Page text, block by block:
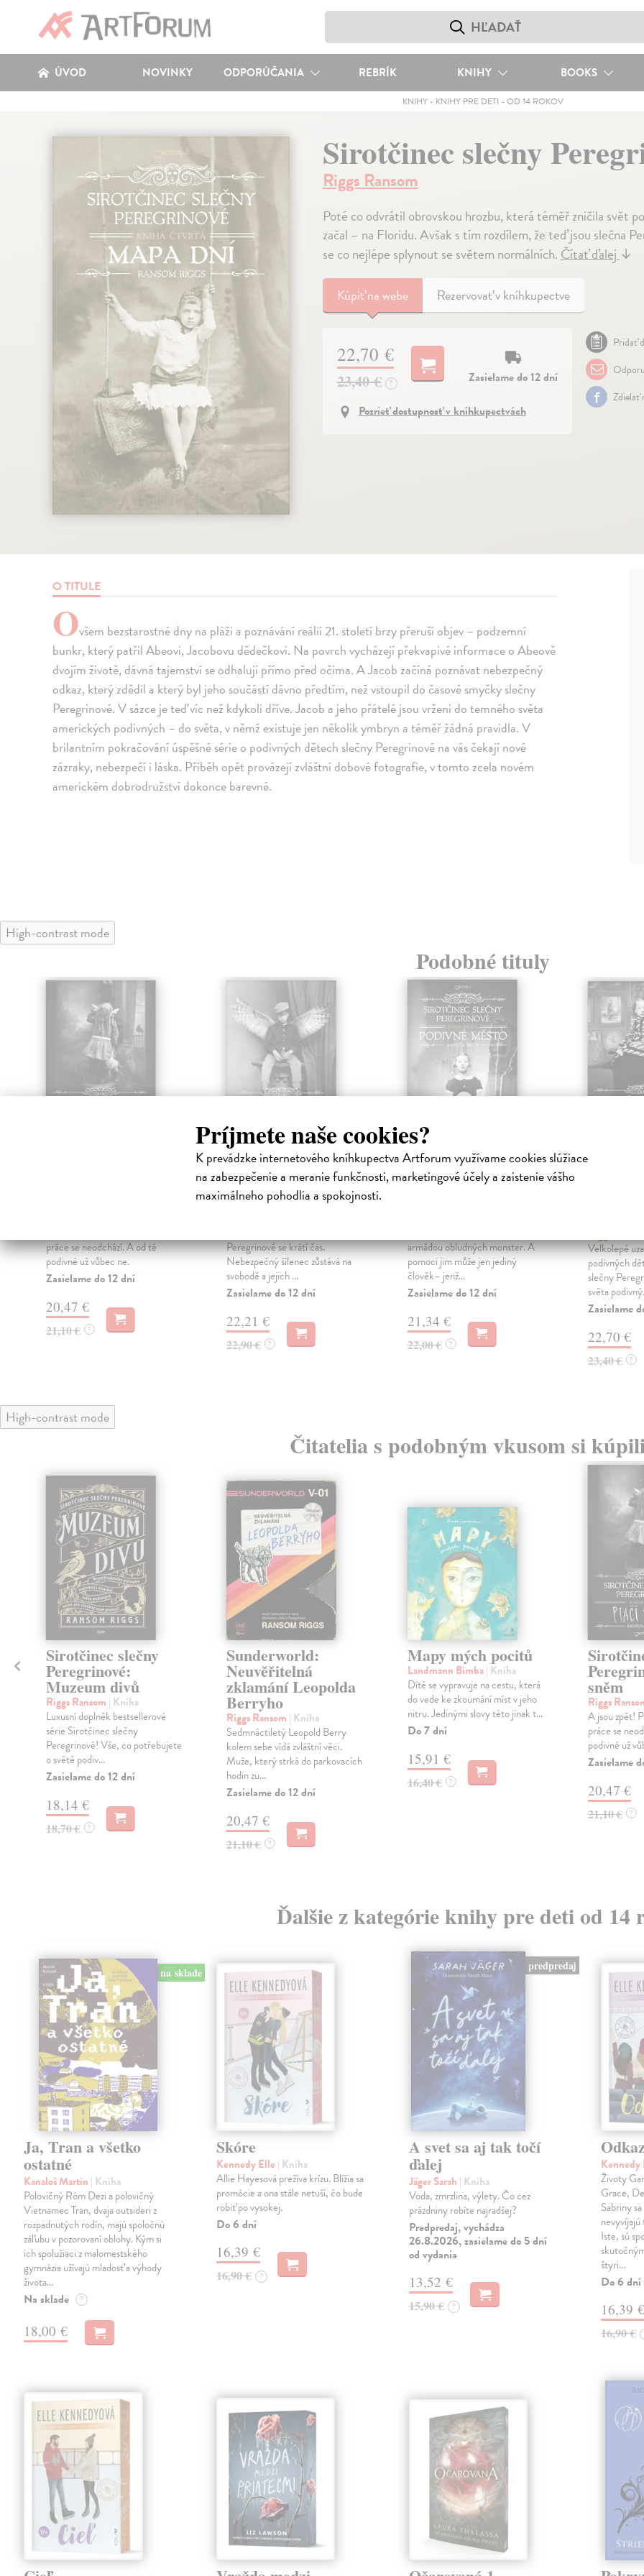
Príjmete naše cookies?
K prevádzke internetového kníhkupectva Artforum využívame cookies slúžiace
na zabezpečenie a meranie funkčnosti, marketingové účely a zaistenie vášho
maximálneho pohodlia a spokojnosti.
ÚVOD NOVINKY ODPORÚČANIA REBRÍK KNIHY BOOKS
KNIHY- KNIHY PRE DETI - OD 14 ROKOV
Sirotčinec slečny
Riggs Ransom
Poté co odvrátil obrovskou hrozbu, která téměř zničila svět
začal – na Floridu. Avšak s tím rozdílem, že teď jsou slečna
se co nejlépe splynout se světem normálních.Čítať ďalej↓
Kúpiťna webe Rezervovať v kníhkupectve
22,70 €
23,40 € ?
Zasielame do 12 dní
Pozrieť dostupnosť v kníhkupectvách
Pridať
Zdielať
O TITULE
Ovšem bezstarostné dny na pláži a poznávání reálií 21. století brzy přeruší objev – podzemní
bunkr, který patřil Abeovi, Jacobovu dědečkovi. Na povrch vycházejí překvapivé informace o Abeově
dvojím životě, dávná tajemství se odhalují přímo před očima. A Jacob začíná poznávat nebezpečný
odkaz, který zdědil a který byl jeho součástí dávno předtím, než vstoupil do časové smyčky slečny
Peregrinové. V sázce je teď víc než kdykoli dříve. Jacob a jeho přátelé jsou vrženi do temného světa
amerických podivných – do světa, v němž existuje jen několik ymbryn a téměř žádná pravidla. V
brilantním pokračování úspěšné série o podivných dětech slečny Peregrinové na vás čekají nové
zázraky, nebezpečí i láska. Příběh opět provázejí zvláštní dobové fotografie, v tomto zcela novém
americkém dobrodružství dokonce barevné.
High-contrast mode
Podobné tituly
práce se neodchází. A od té
podivné už vůbec ne.
Zasielame do 12 dní
20,47 €
21,10 € ?
Sirotčinec slečny
Peregrinové 3:
Knihovna duší
Peregrinové se krátí čas.
Nebezpečný šílenec zůstává na
svobodě a jejich ...
Zasielame do 12 dní
22,21 €
22,90 € ?
Sirotčinec slečny
Peregrinové 2:
armádou obludných monster. A
pomoci jim může jen jediný
člověk– jenž...
Zasielame do 12 dní
21,34 €
22,00 € ?
Zkáza
Velkolepé
podivných
slečny
světa
Zasielame
22,70 €
23,40 € ?
High-contrast mode
Čitatelia s podobným vkusom si
Sirotčinec slečny
Peregrinové:
Muzeum divů
Riggs Ransom | Kniha
Luxusní doplněk bestsellerové
série Sirotčinec slečny
Peregrinové! Vše, co potřebujete
o světě podiv...
Zasielame do 12 dní
18,14 €
18,70 € ?
Sunderworld:
Neuvěřitelná
zklamání Leopolda
Berryho
Riggs Ransom | Kniha
Sedmnáctiletý Leopold Berry
kolem sebe vídá zvláštní věci.
Muže, který strká do parkovacích
hodin zu...
Zasielame do 12 dní
20,47 €
21,10 € ?
Mapy mých pocitů
Landmann Bimba| Kniha
Dítě se vypravuje na cestu, která
do vede ke zkoumání míst v jeho
nitru. Jedinými slovy této jinak t...
Do 7 dní
15,91 €
16,40 € ?
sněm
Riggs
A jsou zpět!
práce se
podivné už
Zasielame
20,47 €
21,10 € ?
Ďalšie z kategórie knihy pre deti od 14
na sklade
Ja, Tran a všetko
ostatné
Kanaloš Martin | Kniha
Polovičný Róm Dezi a polovičný
Vietnamec Tran, dvaja outsideri z
rozpadnutých rodín, majú spoločnú
záľubu v pozorovaní oblohy. Kým si
ich spolužiaci z malomestského
gymnázia užívajú mladosť a výhody
života…
Na sklade ?
18,00 €
Skóre
Kennedy Elle | Kniha
Allie Hayesová prežíva krízu. Blížia sa
promócie a ona stále netuší, čo bude
robiť po vysokej.
Do 6 dní
16,39 €
16,90 € ?
predpredaj
A svet sa aj tak točí
ďalej
Jäger Sarah | Kniha
Voda, zmrzlina, výlety. Čo cez
prázdniny robíte najradšej?
Predpredaj, vychádza
26.8.2026, zasielame do 5 dní
od vydania
13,52 €
15,90 € ?
Odkaz
Kennedy
Životy
Grace,
Sabriny
nevyvíjajú
Iste, sú
štyri…
Do 6 dní
16,39 €
16,90 €